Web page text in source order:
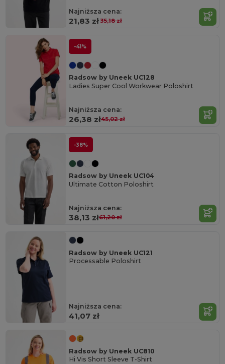
Najniższa cena:
21,83 zł35,18 zł
-41%
Radsow by Uneek UC128
Ladies Super Cool Workwear Poloshirt
Najniższa cena:
26,38 zł45,02 zł
-38%
Radsow by Uneek UC104
Ultimate Cotton Poloshirt
Najniższa cena:
38,13 zł61,20 zł
Radsow by Uneek UC121
Processable Poloshirt
Najniższa cena:
41,07 zł
Radsow by Uneek UC810
Hi Vis Short Sleeve T-Shirt